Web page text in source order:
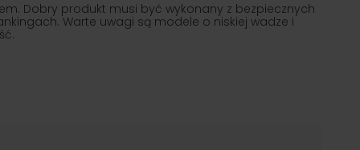
Dobry produkt musi być wykonany z bezpiecznych
Warte uwagi są modele o niskiej wadze i